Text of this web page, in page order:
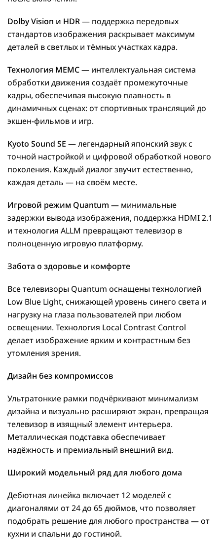
Dolby Vision и HDR— поддержка передовых
стандартов изображения раскрывает максимум
деталей в светлых и тёмных участках кадра.
Технология MEMC— интеллектуальная система
обработки движения создаёт промежуточные
кадры, обеспечивая высокую плавность в
динамичных сценах: от спортивных трансляций до
экшен-фильмов и игр.
Kyoto Sound SE — легендарный японский звук с
точной настройкой и цифровой обработкой нового
поколения. Каждый диалог звучит естественно,
каждая деталь — на своём месте.
Игровой режим Quantum — минимальные
задержки вывода изображения, поддержка HDMI 2.1
и технология ALLM превращают телевизор в
полноценную игровую платформу.
Забота о здоровье и комфорте
Все телевизоры Quantum оснащены технологией
Low Blue Light, снижающей уровень синего света и
нагрузку на глаза пользователей при любом
освещении. Технология Local Contrast Control
делает изображение ярким и контрастным без
утомления зрения.
Дизайн без компромиссов
Ультратонкие рамки подчёркивают минимализм
дизайна и визуально расширяют экран, превращая
телевизор в изящный элемент интерьера.
Металлическая подставка обеспечивает
надёжность и премиальный внешний вид.
Широкий модельный ряд для любого дома
Дебютная линейка включает 12 моделей с
диагоналями от 24 до 65 дюймов, что позволяет
подобрать решение для любого пространства — от
кухни и спальни до гостиной.